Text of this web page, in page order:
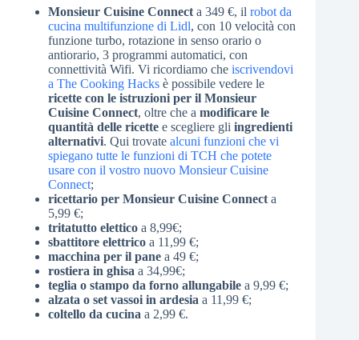
Monsieur Cuisine Connect a 349 €, il robot da
cucina multifunzione di Lidl, con 10 velocità con
funzione turbo, rotazione in senso orario o
antiorario, 3 programmi automatici, con
connettività Wifi. Vi ricordiamo che iscrivendovi
a The Cooking Hacks è possibile vedere le
ricette con le istruzioni per il Monsieur
Cuisine Connect, oltre che a modificare le
quantità delle ricette e scegliere gli ingredienti
alternativi. Qui trovate alcuni funzioni che vi
spiegano tutte le funzioni di TCH che potete
usare con il vostro nuovo Monsieur Cuisine
Connect;
ricettario per Monsieur Cuisine Connect a
5,99 €;
tritatutto elettico a 8,99€;
sbattitore elettrico a 11,99 €;
macchina per il pane a 49 €;
rostiera in ghisa a 34,99€;
teglia o stampo da forno allungabile a 9,99 €;
alzata o set vassoi in ardesia a 11,99 €;
coltello da cucina a 2,99 €.